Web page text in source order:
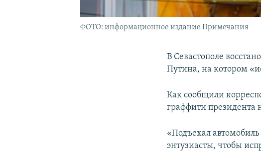
ФОТО: информационное издание Примечания
В Севастополе
Путина, на котором
Как сообщили
граффити президента
«Подъехал
энтузиасты, чтобы